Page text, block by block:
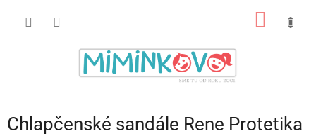
Chlapčenské sandále Rene Protetika